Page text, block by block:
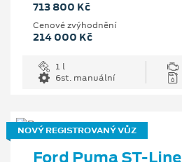
713 800 Kč
Cenové zvýhodnění
214 000 Kč
1 l
6st. manuální
NOVÝ REGISTROVANÝ VŮZ
Ford Puma ST-Line